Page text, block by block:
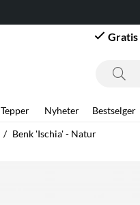
Tepper Nyheter Bestselger
Benk 'Ischia' - Natur